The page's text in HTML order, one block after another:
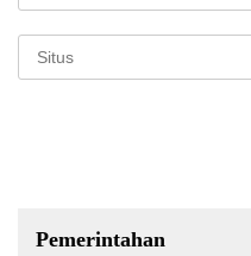
Pemerintahan